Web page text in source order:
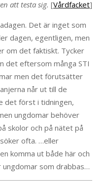
att testa sig. [Vårdfacket]
Det är inget som
dagen, egentligen, men
om det faktiskt. Tycker
det eftersom många STI
men det förutsätter
når ut till de
det först i tidningen,
ungdomar behöver
skolor och på nätet på
ofta. …eller
komma ut både här och
som drabbas…